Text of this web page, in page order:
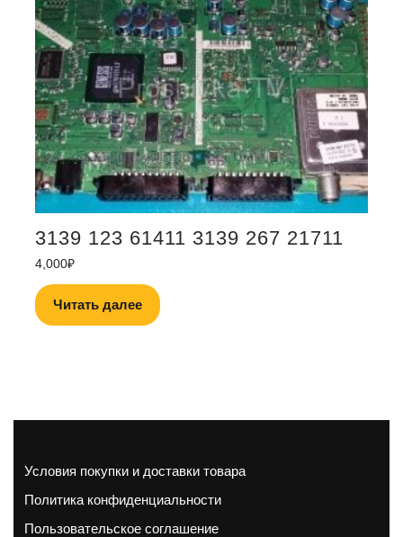
3139 123 61411 3139 267 21711
4,000₽
Читать далее
Условия покупки и доставки товара
Политика конфиденциальности
Пользовательское соглашение